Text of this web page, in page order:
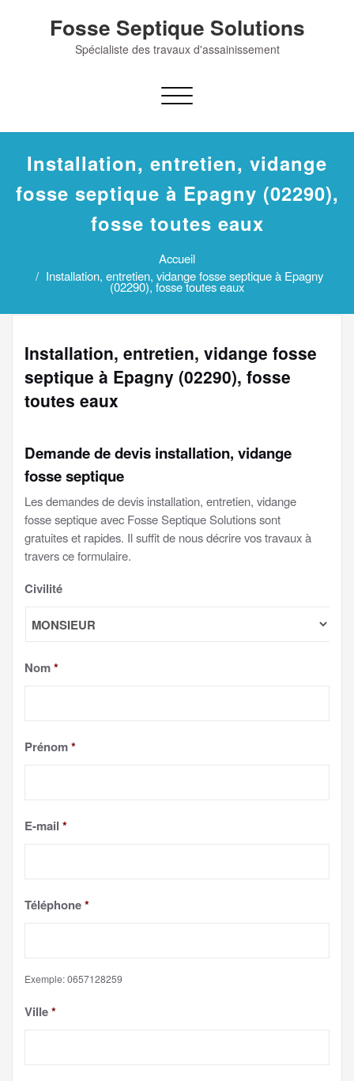
Fosse Septique Solutions
Spécialiste des travaux d'assainissement
Afficher/masquer
navigation
Installation, entretien, vidange
fosse septique à Epagny (02290),
fosse toutes eaux
Accueil
Installation, entretien, vidange fosse septique à Epagny
(02290), fosse toutes eaux
Installation, entretien, vidange fosse
septique à Epagny (02290), fosse
toutes eaux
Demande de devis installation, vidange
fosse septique
Les demandes de devis installation, entretien, vidange
fosse septique avec Fosse Septique Solutions sont
gratuites et rapides. Il suffit de nous décrire vos travaux à
travers ce formulaire.
Civilité
Nom*
Prénom*
E-mail *
Téléphone*
Exemple: 0657128259
Ville*